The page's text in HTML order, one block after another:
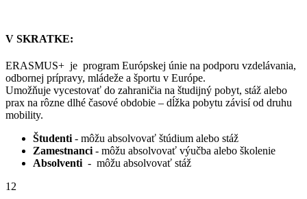
V SKRATKE:
ERASMUS+ je program Európskej únie na podporu vzdelávania,
odbornej prípravy, mládeže a športu v Európe.
Umožňuje vycestovať do zahraničia na študijný pobyt, stáž alebo
prax na rôzne dlhé časové obdobie – dĺžka pobytu závisí od druhu
mobility.
Študenti - môžu absolvovať štúdium alebo stáž
Zamestnanci - môžu absolvovať výučba alebo školenie
Absolventi - môžu absolvovať stáž
12